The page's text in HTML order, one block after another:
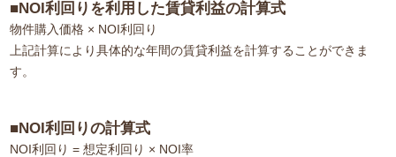
■NOI利回りを利用した賃貸利益の計算式
物件購入価格 × NOI利回り
上記計算により具体的な年間の賃貸利益を計算することができま
す。
■NOI利回りの計算式
NOI利回り = 想定利回り × NOI率